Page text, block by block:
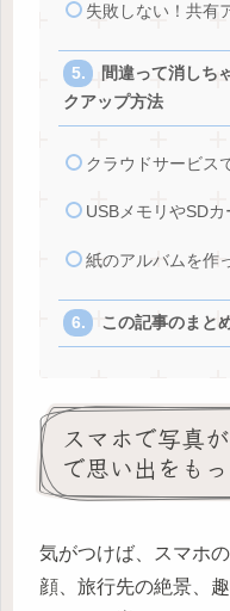
失敗しない！共有
間違って消しち
クアップ方法
クラウドサービス
USBメモリやSD
紙のアルバムを作
この記事のまと
スマホで写真
で思い出をも
気がつけば、スマホ
顔、旅行先の絶景、